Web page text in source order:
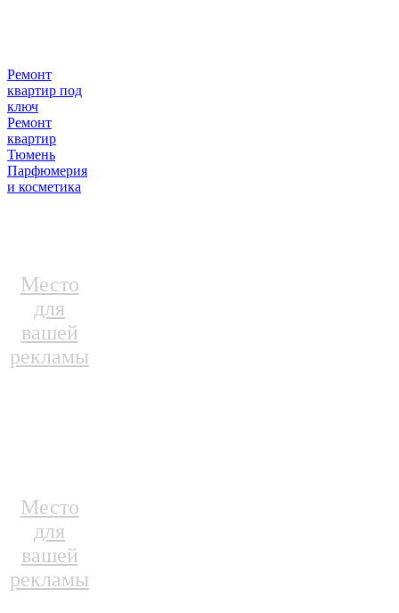
Ремонт
квартир под
ключ
Ремонт
квартир
Тюмень
Парфюмерия
и косметика
Место
для
вашей
рекламы
Место
для
вашей
рекламы